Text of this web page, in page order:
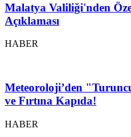
Malatya Valiliği'nden
Açıklaması
HABER
Meteoroloji’den
ve Fırtına Kapıda!
HABER